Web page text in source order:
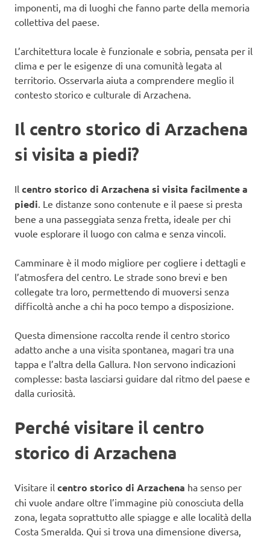
imponenti, ma di luoghi che fanno parte della memoria
collettiva del paese.
L’architettura locale è funzionale e sobria, pensata per il
clima e per le esigenze di una comunità legata al
territorio. Osservarla aiuta a comprendere meglio il
contesto storico e culturale di Arzachena.
Il centro storico di Arzachena
si visita a piedi?
Il centro storico di Arzachena si visita facilmente a
piedi . Le distanze sono contenute e il paese si presta
bene a una passeggiata senza fretta, ideale per chi
vuole esplorare il luogo con calma e senza vincoli.
Camminare è il modo migliore per cogliere i dettagli e
l’atmosfera del centro. Le strade sono brevi e ben
collegate tra loro, permettendo di muoversi senza
difficoltà anche a chi ha poco tempo a disposizione.
Questa dimensione raccolta rende il centro storico
adatto anche a una visita spontanea, magari tra una
tappa e l’altra della Gallura. Non servono indicazioni
complesse: basta lasciarsi guidare dal ritmo del paese e
dalla curiosità.
Perché visitare il centro
storico di Arzachena
Visitare il centro storico di Arzachena ha senso per
chi vuole andare oltre l’immagine più conosciuta della
zona, legata soprattutto alle spiagge e alle località della
Costa Smeralda. Qui si trova una dimensione diversa,